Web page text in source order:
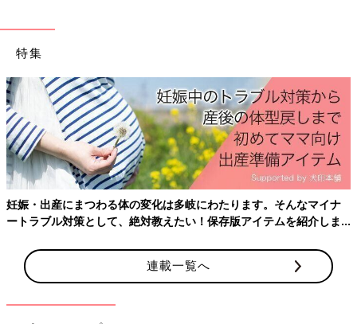
ったそうです。どんな色とも馴染みやすいベージュカラーなの
で、いろいろなコーデに応用がききそうですね。
【3COINS】人気のオシャレアイテムを
プチプラでGET！
プチプラな便利商品が人気の3COINSでは、プ
チプラとは思えないオシャレなアクセサリーも
大人気。今回は、冬コーディネートを華やかに
飾ってくれる話題のオシャレアイテムをご紹介
します♪
3COINSで発売中のキッズ用おめかしウェアをご紹介しました。
こんなにかわいいアイテムが3COINS
で買えちゃうなんて驚きで
すよね。ほかにも注目アイテムが揃っているようなので、ぜひ店
舗やオンラインストアでチェックしてみてくださいね。
(文：冬白朱)
特集
ナ
ま
産後はお世話で大忙し、出産前にそろえておきたいアイテム
ておきたいことをわかりやすく紹介！
連載一覧へ